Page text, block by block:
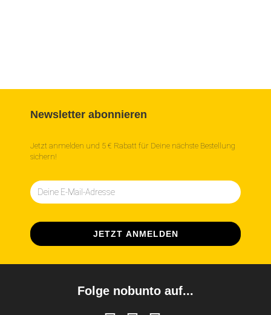
Newsletter abonnieren
Jetzt anmelden und 5 € Rabatt für Deine nächste Bestellung
sichern!
Folge nobunto auf...